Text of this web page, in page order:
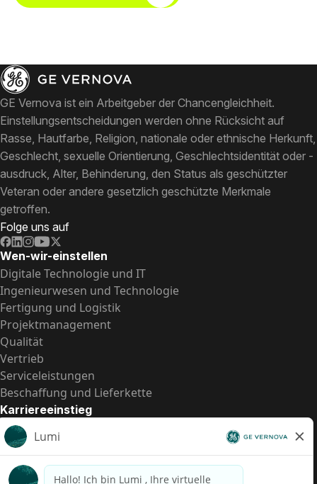
GE Vernova ist ein Arbeitgeber der Chancengleichheit.
Einstellungsentscheidungen werden ohne Rücksicht auf
Rasse, Hautfarbe, Religion, nationale oder ethnische Herkunft,
Geschlecht, sexuelle Orientierung, Geschlechtsidentität oder -
ausdruck, Alter, Behinderung, den Status als geschützter
Veteran oder andere gesetzlich geschützte Merkmale
getroffen.
Folge uns auf
Wen-wir-einstellen
Digitale Technologie und IT
Ingenieurwesen und Technologie
Fertigung und Logistik
Projektmanagement
Qualität
Vertrieb
Serviceleistungen
Beschaffung und Lieferkette
Karriereeinstieg
Praktika
Einstiegspositionen
Alle Möglichkeiten
Schnelle Links